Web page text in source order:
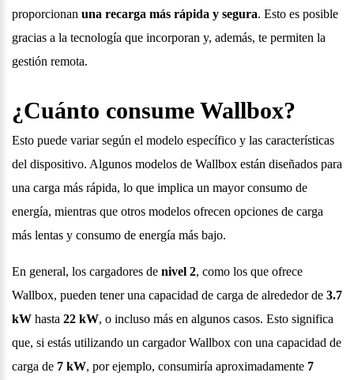
proporcionan una recarga más rápida y segura. Esto es posible
gracias a la tecnología que incorporan y, además, te permiten la
gestión remota.
¿Cuánto consume Wallbox?
Esto puede variar según el modelo específico y las características
del dispositivo. Algunos modelos de Wallbox están diseñados para
una carga más rápida, lo que implica un mayor consumo de
energía, mientras que otros modelos ofrecen opciones de carga
más lentas y consumo de energía más bajo.
En general, los cargadores de nivel 2, como los que ofrece
Wallbox, pueden tener una capacidad de carga de alrededor de 3.7
kW hasta 22 kW, o incluso más en algunos casos. Esto significa
que, si estás utilizando un cargador Wallbox con una capacidad de
carga de 7 kW, por ejemplo, consumiría aproximadamente 7